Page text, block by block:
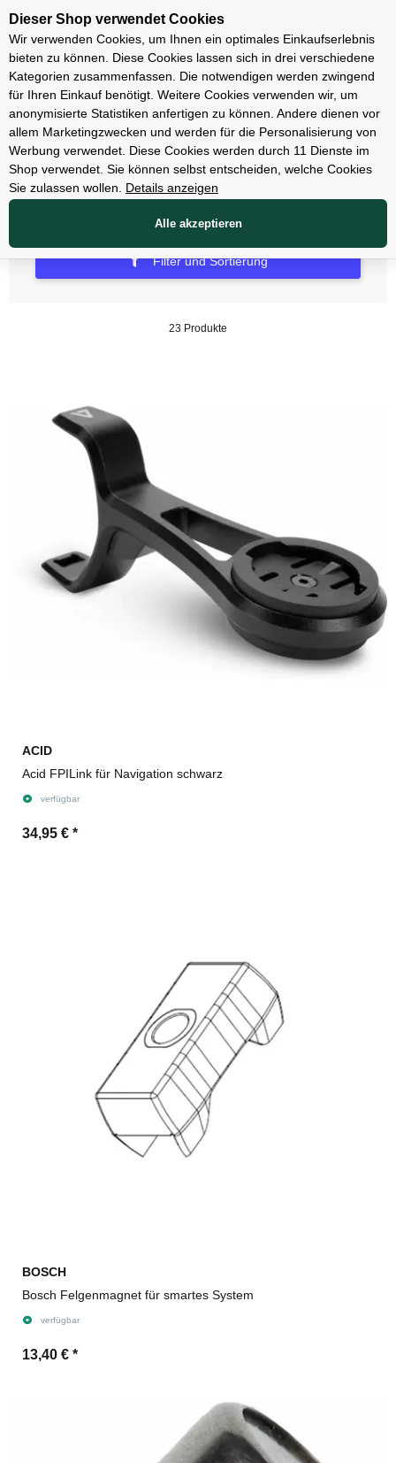
Unsere Filialen
Computer
Zubehör Computer
Filter und Sortierung
23 Produkte
ACID
Acid FPILink für Navigation schwarz
verfügbar
34,95 € *
BOSCH
Bosch Felgenmagnet für smartes System
verfügbar
13,40 € *
Dieser Shop verwendet Cookies
Wir verwenden Cookies, um Ihnen ein optimales Einkaufserlebnis
bieten zu können. Diese Cookies lassen sich in drei verschiedene
Kategorien zusammenfassen. Die notwendigen werden zwingend
für Ihren Einkauf benötigt. Weitere Cookies verwenden wir, um
anonymisierte Statistiken anfertigen zu können. Andere dienen vor
allem Marketingzwecken und werden für die Personalisierung von
Werbung verwendet. Diese Cookies werden durch 11 Dienste im
Shop verwendet. Sie können selbst entscheiden, welche Cookies
Sie zulassen wollen.
Details anzeigen
Alle akzeptieren